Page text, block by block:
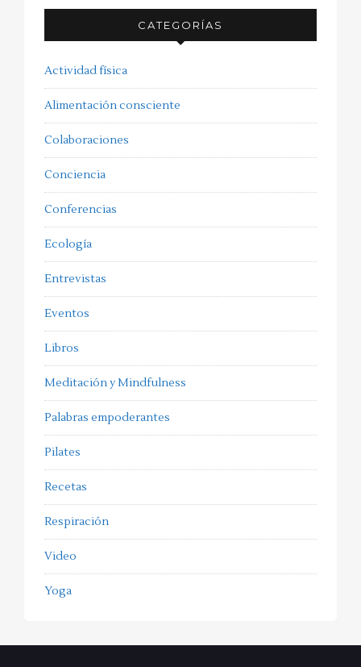
CATEGORÍAS
Actividad física
Alimentación consciente
Colaboraciones
Conciencia
Conferencias
Ecología
Entrevistas
Eventos
Libros
Meditación y Mindfulness
Palabras empoderantes
Pilates
Recetas
Respiración
Video
Yoga